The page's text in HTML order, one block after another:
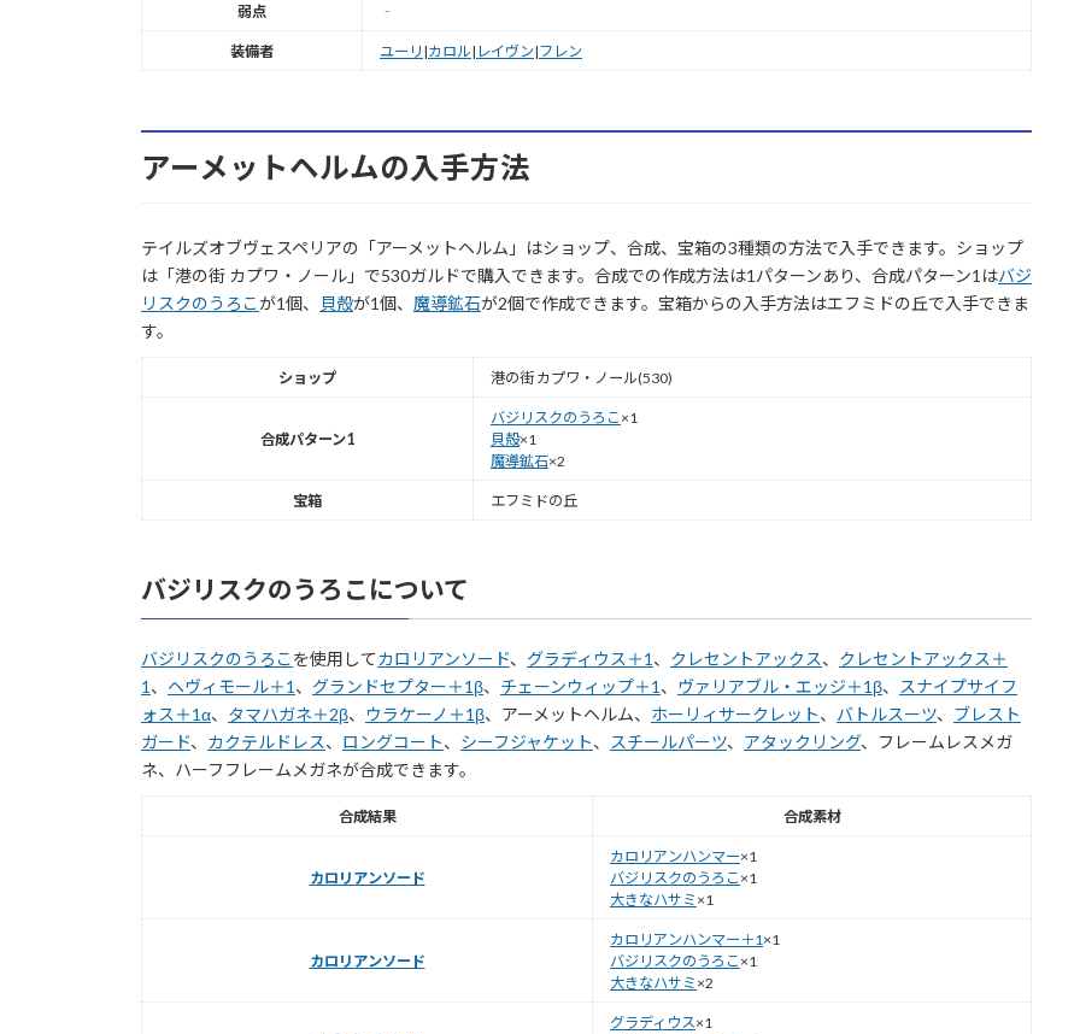
弱点 ‐
装備者 ユーリ |カロル| レイヴン|フレン
アーメットヘルムの入手方法
テイルズオブヴェスペリアの「アーメットヘルム」はショップ、合成、宝箱の3種類の方法で入手できます。ショップ
は「港の街 カプワ・ノール」で530ガルドで購入できます。合成での作成方法は1パターンあり、合成パターン1はバジ
リスクのうろこが1個、 貝殻が1個、 魔導鉱石が2個で作成できます。宝箱からの入手方法はエフミドの丘で入手できま
す。
ショップ 港の街 カプワ・ノール(530)
合成パターン1
バジリスクのうろこ ×1
貝殻×1
魔導鉱石×2
宝箱 エフミドの丘
バジリスクのうろこについて
バジリスクのうろこを使用してカロリアンソード、 グラディウス＋1 、 クレセントアックス、 クレセントアックス＋
1 、 ヘヴィモール＋1 、 グランドセプター＋1β、 チェーンウィップ＋1 、 ヴァリアブル・エッジ＋1β、
スナイプサイフ
ォス＋1α、 タマハガネ＋2β、 ウラケーノ＋1β、アーメットヘルム、 ホーリィサークレット、 バトルスーツ、 ブレスト
ガード、 カクテルドレス、 ロングコート、 シーフジャケット、 スチールパーツ、 アタックリング、フレームレスメガ
ネ、ハーフフレームメガネが合成できます。
合成結果 合成素材
カロリアンソード
カロリアンハンマー×1
バジリスクのうろこ ×1
大きなハサミ ×1
カロリアンソード
カロリアンハンマー＋1×1
バジリスクのうろこ ×1
大きなハサミ ×2
グラディウス×1